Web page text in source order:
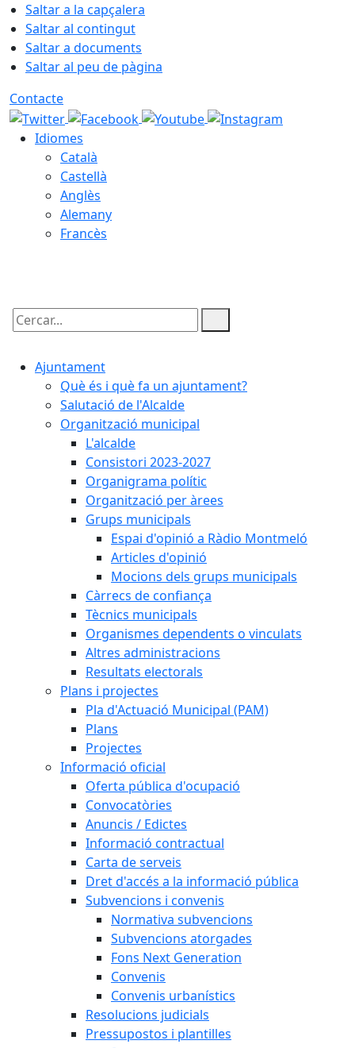
Saltar a la capçalera
Saltar al contingut
Saltar a documents
Saltar al peu de pàgina
Contacte
Idiomes
Català
Castellà
Anglès
Alemany
Francès
Cercar:
Ajuntament
Què és i què fa un ajuntament?
Salutació de l'Alcalde
Organització municipal
L'alcalde
Consistori 2023-2027
Organigrama polític
Organització per àrees
Grups municipals
Espai d'opinió a Ràdio Montmeló
Articles d'opinió
Mocions dels grups municipals
Càrrecs de confiança
Tècnics municipals
Organismes dependents o vinculats
Altres administracions
Resultats electorals
Plans i projectes
Pla d'Actuació Municipal (PAM)
Plans
Projectes
Informació oficial
Oferta pública d'ocupació
Convocatòries
Anuncis / Edictes
Informació contractual
Carta de serveis
Dret d'accés a la informació pública
Subvencions i convenis
Normativa subvencions
Subvencions atorgades
Fons Next Generation
Convenis
Convenis urbanístics
Resolucions judicials
Pressupostos i plantilles